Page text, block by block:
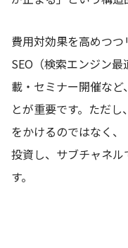
費用対効果を高めつつ
SEO（検索エンジン
載・セミナー開催な
とが重要です。ただ
をかけるのではなく
投資し、サブチャネ
す。